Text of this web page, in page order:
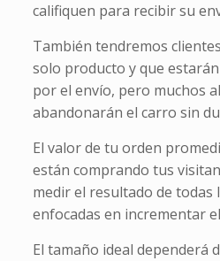
califiquen para recibir su
También tendremos
solo producto y que
por el envío, pero muchos
abandonarán el carro sin
El valor de tu orden
están comprando tus
medir el resultado de todas
enfocadas en incrementar
El tamaño ideal dependerá